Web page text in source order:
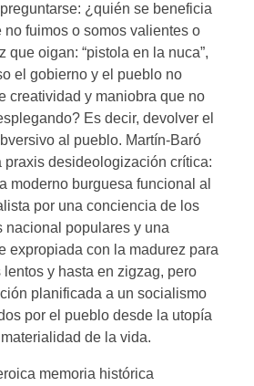
¿quién se beneficia
no fuimos o somos valientes o
que oigan: “pistola en la nuca”,
el gobierno y el pueblo no
creatividad y maniobra que no
Es decir, devolver el
al pueblo. Martín-Baró
praxis desideologización crítica:
moderno burguesa funcional al
por una conciencia de los
nacional populares y una
expropiada con la madurez para
y hasta en zigzag, pero
planificada a un socialismo
por el pueblo desde la utopía
de la vida.
memoria histórica